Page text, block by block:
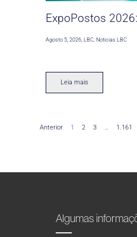
ExpoPostos
Agosto 5, 2026 ,LBC Noticias LBC
Leia mais
Anterior 1 2 3 … 1.161
Algumas